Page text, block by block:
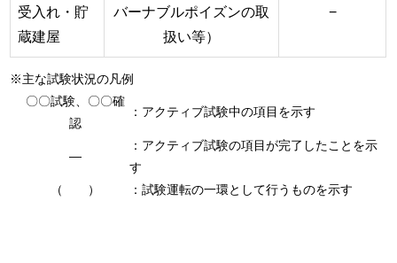
受入れ・貯
蔵建屋
バーナブルポイズンの取
扱い等）
−
※主な試験状況の凡例
〇〇試験、〇〇確
認
：アクティブ試験中の項目を示す
―
：アクティブ試験の項目が完了したことを示
す
（ ）
：試験運転の一環として行うものを示す